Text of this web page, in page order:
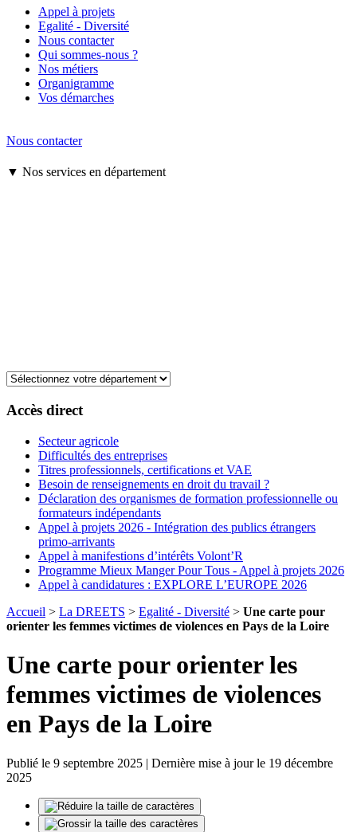
Appel à projets
Egalité - Diversité
Nous contacter
Qui sommes-nous ?
Nos métiers
Organigramme
Vos démarches
Nous contacter
▼ Nos services en département
Accès direct
Secteur agricole
Difficultés des entreprises
Titres professionnels, certifications et VAE
Besoin de renseignements en droit du travail ?
Déclaration des organismes de formation professionnelle ou
formateurs indépendants
Appel à projets 2026 - Intégration des publics étrangers
primo-arrivants
Appel à manifestions d’intérêts Volont’R
Programme Mieux Manger Pour Tous - Appel à projets 2026
Appel à candidatures : EXPLORE L’EUROPE 2026
Accueil > La DREETS > Egalité - Diversité > Une carte pour
orienter les femmes victimes de violences en Pays de la Loire
Une carte pour orienter les
femmes victimes de violences
en Pays de la Loire
Publié le 9 septembre 2025 | Dernière mise à jour le 19 décembre
2025